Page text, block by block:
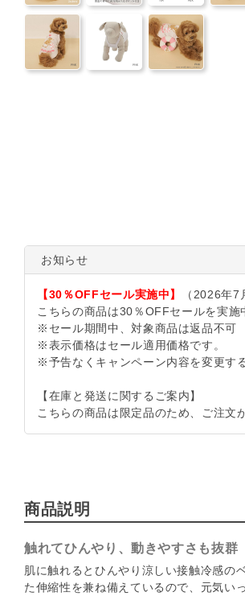
お知らせ
【30％OFFセール実施中】
（2026年7
こちらの商品は30％OFFセールを実施
※セール期間中、対象商品は返品不可
※表示価格はセール適用価格です。
※予告なくキャンペーン内容を変更す
【在庫と発送に関するご案内】
こちらの商品は限定品のため、ご注文
商品説明
触れてひんやり、動きやすさも抜群
肌に触れるとひんやり涼しい接触冷感の
た伸縮性を兼ね備えているので、元気い